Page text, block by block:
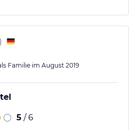
)
Familie im August 2019
5 / 6